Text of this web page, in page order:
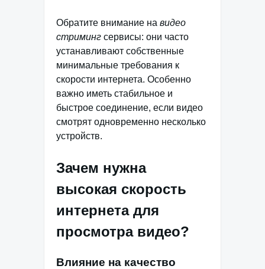
Обратите внимание на видео
стриминг сервисы: они часто
устанавливают собственные
минимальные требования к
скорости интернета. Особенно
важно иметь стабильное и
быстрое соединение, если видео
смотрят одновременно несколько
устройств.
Зачем нужна
высокая скорость
интернета для
просмотра видео?
Влияние на качество